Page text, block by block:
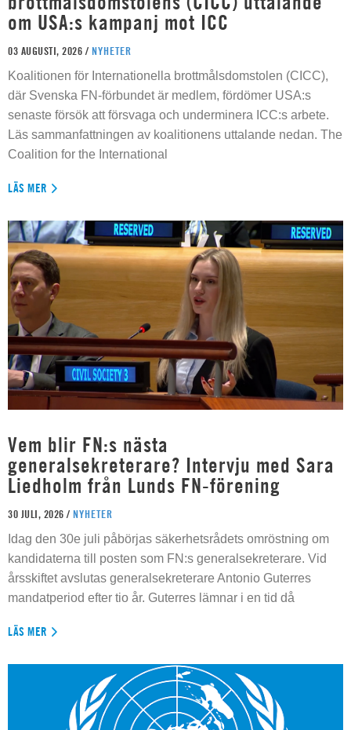
om USA:s kampanj mot ICC
03 AUGUSTI, 2026 / NYHETER
Koalitionen för Internationella brottmålsdomstolen (CICC),
där Svenska FN-förbundet är medlem, fördömer USA:s
senaste försök att försvaga och underminera ICC:s arbete.
Läs sammanfattningen av koalitionens uttalande nedan. The
Coalition for the International
LÄS MER
Vem blir FN:s nästa
generalsekreterare? Intervju med Sara
Liedholm från Lunds FN-förening
30 JULI, 2026 / NYHETER
Idag den 30e juli påbörjas säkerhetsrådets omröstning om
kandidaterna till posten som FN:s generalsekreterare. Vid
årsskiftet avslutas generalsekreterare Antonio Guterres
mandatperiod efter tio år. Guterres lämnar i en tid då
LÄS MER